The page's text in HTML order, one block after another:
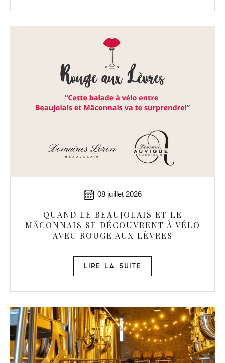
08 juillet 2026
QUAND LE BEAUJOLAIS ET LE
MÂCONNAIS SE DÉCOUVRENT À VÉLO
AVEC ROUGE AUX LÈVRES
LIRE LA SUITE